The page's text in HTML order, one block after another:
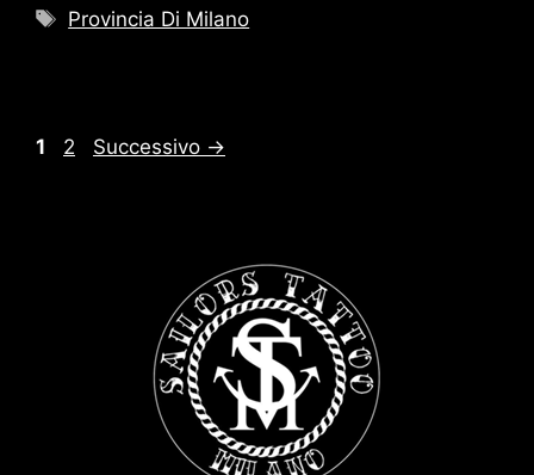
Tag
Provincia Di Milano
Pagina
1 Pagina
2 Successivo →